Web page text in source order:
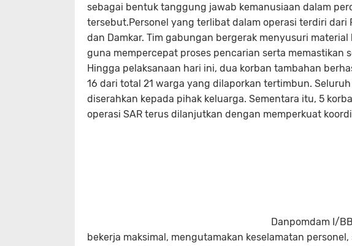
sebagai bentuk tanggung jawab kemanusiaan dalam
tersebut.Personel yang terlibat dalam operasi terdiri dari
dan Damkar. Tim gabungan bergerak menyusuri
guna mempercepat proses pencarian serta memastikan
Hingga pelaksanaan hari ini, dua korban tambahan
16 dari total 21 warga yang dilaporkan tertimbun.
diserahkan kepada pihak keluarga. Sementara itu, 5
operasi SAR terus dilanjutkan dengan memperkuat
Danpomdam I/
bekerja maksimal, mengutamakan keselamatan